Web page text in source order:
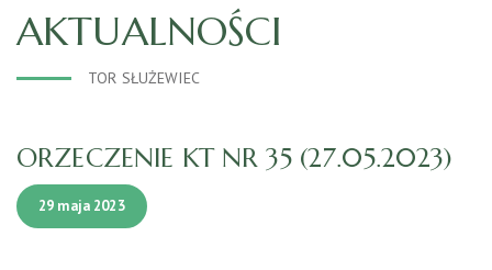
AKTUALNOŚCI
TOR SŁUŻEWIEC
ORZECZENIE KT NR 35 (27.05.2023)
29 maja 2023